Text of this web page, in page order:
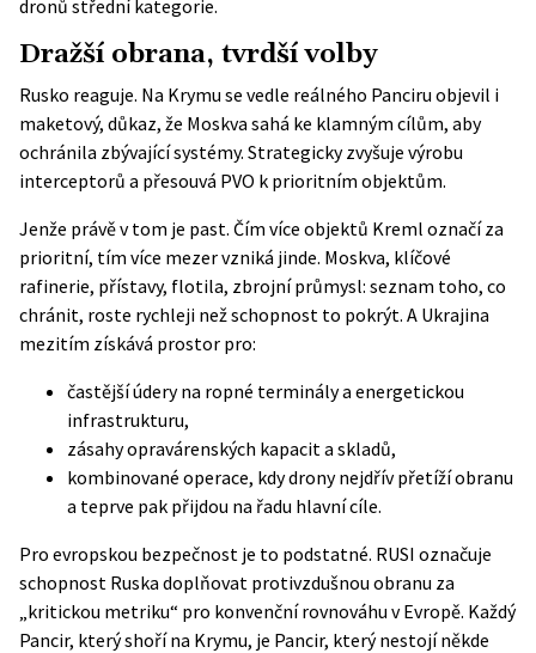
dronů střední kategorie.
Dražší obrana, tvrdší volby
Rusko reaguje. Na Krymu se vedle reálného Panciru objevil i
maketový, důkaz, že Moskva sahá ke klamným cílům, aby
ochránila zbývající systémy. Strategicky zvyšuje výrobu
interceptorů a přesouvá PVO k prioritním objektům.
Jenže právě v tom je past. Čím více objektů Kreml označí za
prioritní, tím více mezer vzniká jinde. Moskva, klíčové
rafinerie, přístavy, flotila, zbrojní průmysl: seznam toho, co
chránit, roste rychleji než schopnost to pokrýt. A Ukrajina
mezitím získává prostor pro:
častější údery na ropné terminály a energetickou
infrastrukturu,
zásahy opravárenských kapacit a skladů,
kombinované operace, kdy drony nejdřív přetíží obranu
a teprve pak přijdou na řadu hlavní cíle.
Pro evropskou bezpečnost je to podstatné. RUSI označuje
schopnost Ruska doplňovat protivzdušnou obranu za
„kritickou metriku“ pro konvenční rovnováhu v Evropě. Každý
Pancir, který shoří na Krymu, je Pancir, který nestojí někde